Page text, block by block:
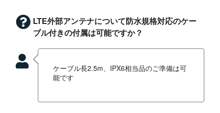
LTE外部アンテナについて防水規格対応のケー
ブル付きの付属は可能ですか？
ケーブル長2.5m、IPX6相当品のご準備は可
能です